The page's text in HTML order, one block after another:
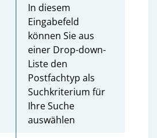
In diesem
Eingabefeld
können Sie aus
einer Drop-down-
Liste den
Postfachtyp als
Suchkriterium für
Ihre Suche
auswählen